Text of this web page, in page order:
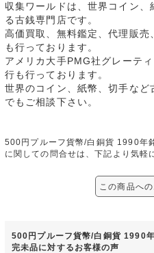
収集ワールドは、世界コイン
る古銭専門店です。
高価買取、無料鑑定、代理販
も行っております。
アメリカ大手PMG社グレーテ
行も行っております。
世界のコイン、紙幣、切手な
でもご相談下さい。
500円プルーフ貨幣/白銅貨 1990年
に関しての問合せは、下記より気軽
この商品へ
500円プルーフ貨幣/白銅貨 1990
完未品に対するお客様の声